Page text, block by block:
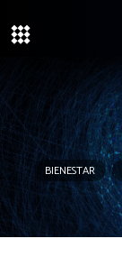
BIENESTAR